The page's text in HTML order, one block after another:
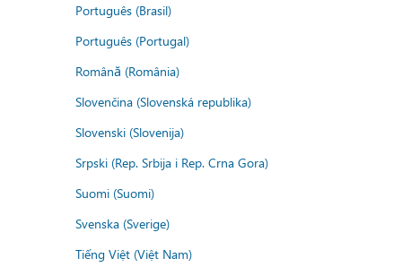
Português (Brasil)
Português (Portugal)
Română (România)
Slovenčina (Slovenská republika)
Slovenski (Slovenija)
Srpski (Rep. Srbija i Rep. Crna Gora)
Suomi (Suomi)
Svenska (Sverige)
Tiếng Việt (Việt Nam)